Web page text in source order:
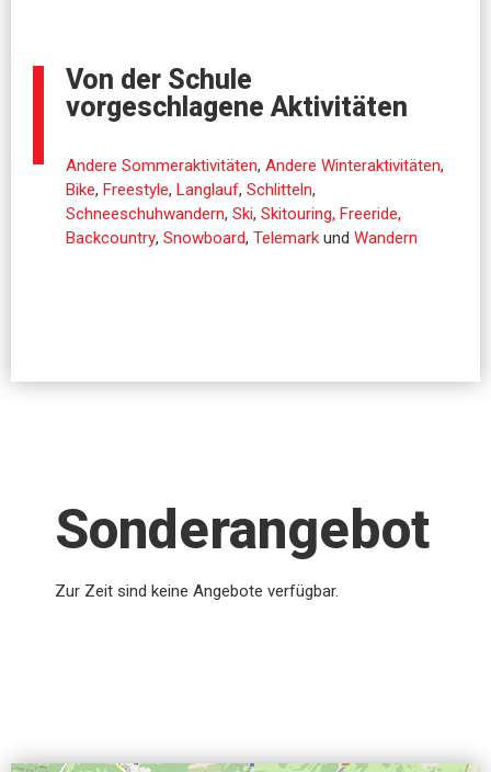
Von der Schule
vorgeschlagene Aktivitäten
Andere Sommeraktivitäten, Andere Winteraktivitäten,
Bike, Freestyle, Langlauf, Schlitteln,
Schneeschuhwandern, Ski, Skitouring, Freeride,
Backcountry, Snowboard, Telemark und Wandern
Sonderangebot
Zur Zeit sind keine Angebote verfügbar.